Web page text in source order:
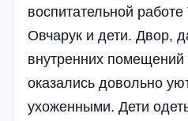
воспитательной
Овчарук и дети. Двор,
внутренних помещений
оказались довольно
ухоженными. Дети